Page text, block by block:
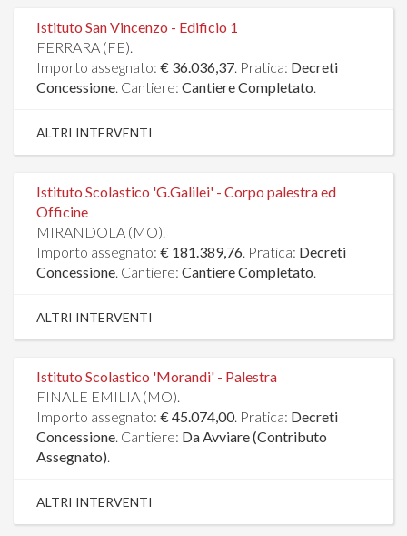
Istituto San Vincenzo - Edificio 1
FERRARA (FE).
Importo assegnato: € 36.036,37. Pratica: Decreti
Concessione. Cantiere: Cantiere Completato.
ALTRI INTERVENTI
Istituto Scolastico 'G.Galilei' - Corpo palestra ed
Officine
MIRANDOLA (MO).
Importo assegnato: € 181.389,76. Pratica: Decreti
Concessione. Cantiere: Cantiere Completato.
ALTRI INTERVENTI
Istituto Scolastico 'Morandi' - Palestra
FINALE EMILIA (MO).
Importo assegnato: € 45.074,00. Pratica: Decreti
Concessione. Cantiere: Da Avviare (Contributo
Assegnato).
ALTRI INTERVENTI